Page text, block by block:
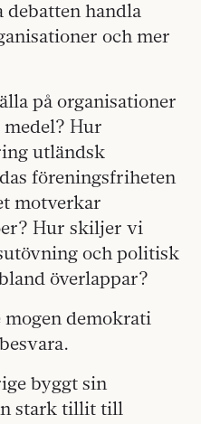
debatten handla
och mer
på organisationer
Hur
utländsk
föreningsfriheten
motverkar
Hur skiljer vi
och politisk
överlappar?
demokrati
byggt sin
stark tillit till